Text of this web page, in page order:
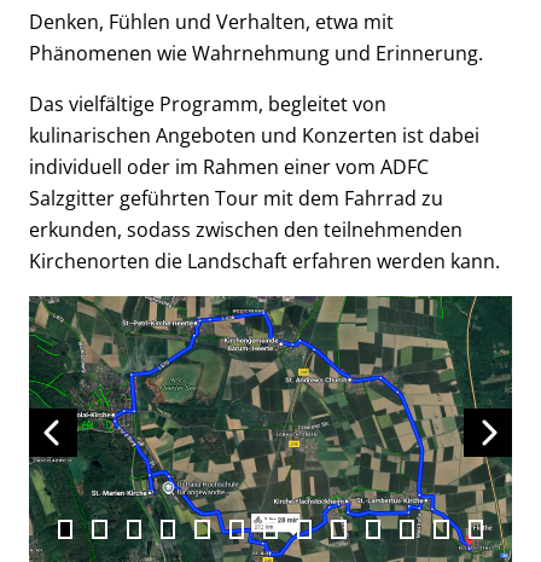
Denken, Fühlen und Verhalten, etwa mit
Phänomenen wie Wahrnehmung und Erinnerung.
Das vielfältige Programm, begleitet von
kulinarischen Angeboten und Konzerten ist dabei
individuell oder im Rahmen einer vom ADFC
Salzgitter geführten Tour mit dem Fahrrad zu
erkunden, sodass zwischen den teilnehmenden
Kirchenorten die Landschaft erfahren werden kann.